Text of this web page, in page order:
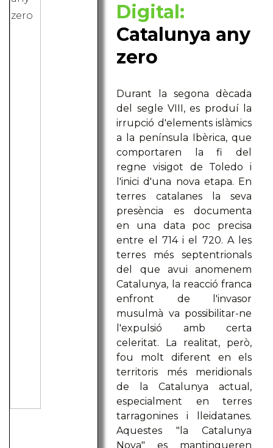
Digital:
Catalunya any
zero
Durant la segona dècada
del segle VIII, es produí la
irrupció d'elements islàmics
a la península Ibèrica, que
comportaren la fi del
regne visigot de Toledo i
l'inici d'una nova etapa. En
terres catalanes la seva
presència es documenta
en una data poc precisa
entre el 714 i el 720. A les
terres més septentrionals
del que avui anomenem
Catalunya, la reacció franca
enfront de l'invasor
musulmà va possibilitar-ne
l'expulsió amb certa
celeritat. La realitat, però,
fou molt diferent en els
territoris més meridionals
de la Catalunya actual,
especialment en terres
tarragonines i lleidatanes.
Aquestes "la Catalunya
Nova" es mantingueren